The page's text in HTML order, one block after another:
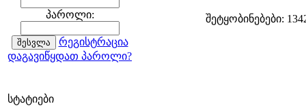
პაროლი:
რეგისტრაცია
დაგავიწყდათ პაროლი?
სტატიები
შეტყობინებები: